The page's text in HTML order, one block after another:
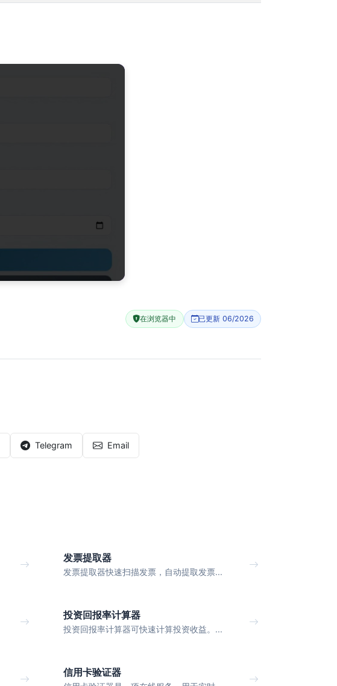
在浏览器中 已更新 06/2026
Telegram Email
发票提取器
发票提取器快速扫描发票，自动提取发票...
投资回报率计算器
投资回报率计算器可快速计算投资收益。...
信用卡验证器